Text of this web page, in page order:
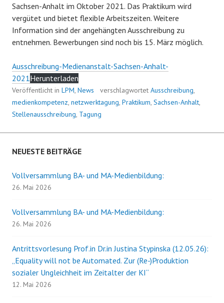
Sachsen-Anhalt im Oktober 2021. Das Praktikum wird
vergütet und bietet flexible Arbeitszeiten. Weitere
Information sind der angehängten Ausschreibung zu
entnehmen. Bewerbungen sind noch bis 15. März möglich.
Ausschreibung-Medienanstalt-Sachsen-Anhalt-
2021Herunterladen
Veröffentlicht in LPM, News verschlagwortet Ausschreibung,
medienkompetenz, netzwerktagung, Praktikum, Sachsen-Anhalt,
Stellenausschreibung, Tagung
NEUESTE BEITRÄGE
Vollversammlung BA- und MA-Medienbildung:
26. Mai 2026
Vollversammlung BA- und MA-Medienbildung:
26. Mai 2026
Antrittsvorlesung Prof.in Dr.in Justina Stypinska (12.05.26):
„Equality will not be Automated. Zur (Re-)Produktion
sozialer Ungleichheit im Zeitalter der KI“
12. Mai 2026